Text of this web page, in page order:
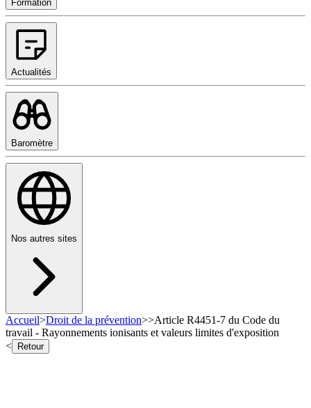
Formation
Actualités
Baromètre
Nos autres sites
Accueil>Droit de la prévention>>Article R4451-7 du Code du
travail - Rayonnements ionisants et valeurs limites d'exposition
<
Retour